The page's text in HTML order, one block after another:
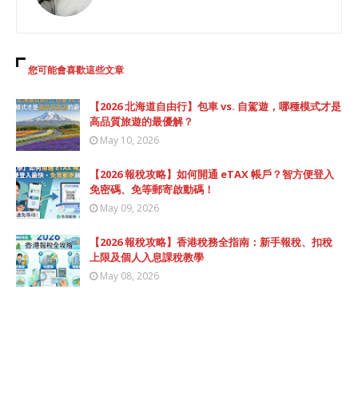
您可能會喜歡這些文章
【2026 北海道自由行】包車 vs. 自駕遊，哪種模式才是
高品質旅遊的最優解？
May 10, 2026
【2026 報稅攻略】如何開通 eTAX 帳戶？智方便登入
免密碼、免等郵寄啟動碼！
May 09, 2026
【2026 報稅攻略】香港稅務全指南：新手報稅、扣稅
上限及個人入息課稅教學
May 08, 2026